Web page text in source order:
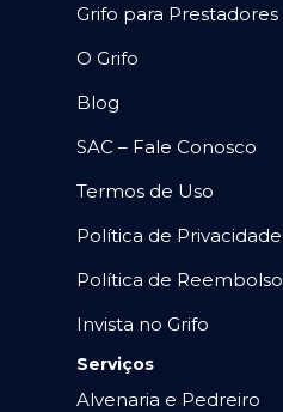
Grifo para Prestadores
O Grifo
Blog
SAC – Fale Conosco
Termos de Uso
Política de Privacidade
Política de Reembolso
Invista no Grifo
Serviços
Alvenaria e Pedreiro